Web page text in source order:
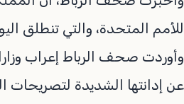
للأمم المتحدة، والتي تنطلق اليوم وتستمر
عن إدانتها الشديدة لتصريحات